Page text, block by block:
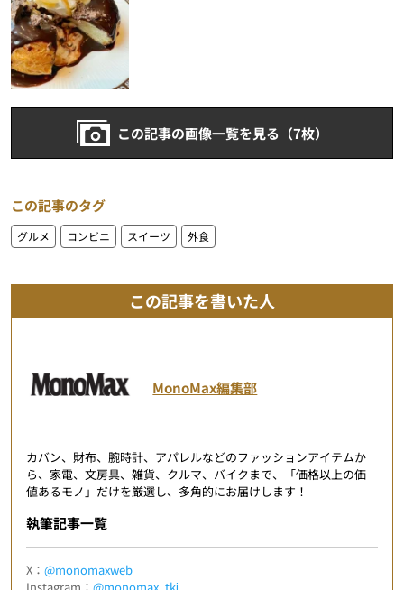
この記事の画像一覧を見る（7枚）
この記事のタグ
グルメ コンビニ スイーツ 外食
この記事を書いた人
MonoMax編集部
カバン、財布、腕時計、アパレルなどのファッションアイテムか
ら、家電、文房具、雑貨、クルマ、バイクまで、「価格以上の価
値あるモノ」だけを厳選し、多角的にお届けします！
執筆記事一覧
X：@monomaxweb